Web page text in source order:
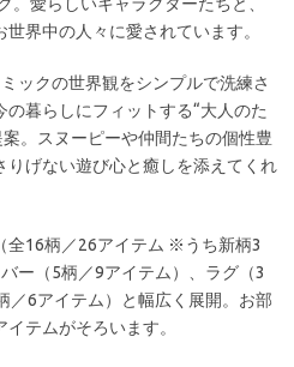
界中の人々に愛されています。
ックの世界観をシンプルで洗練さ
暮らしにフィットする“大人のた
。スヌーピーや仲間たちの個性豊
げない遊び心と癒しを添えてくれ
16柄／26アイテム ※うち新柄3
ー（5柄／9アイテム）、ラグ（3
／6アイテム）と幅広く展開。お部
テムがそろいます。